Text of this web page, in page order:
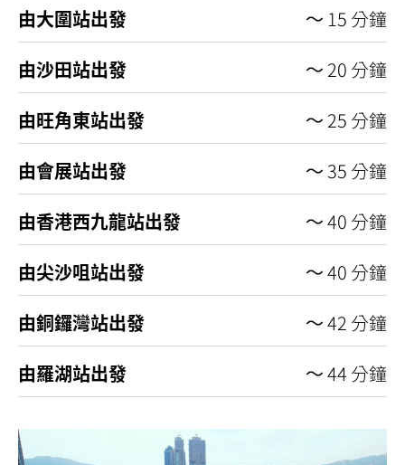
由大圍站出發
～ 15 分鐘
由沙田站出發
～ 20 分鐘
由旺角東站出發
～ 25 分鐘
由會展站出發
～ 35 分鐘
由香港西九龍站出發
～ 40 分鐘
由尖沙咀站出發
～ 40 分鐘
由銅鑼灣站出發
～ 42 分鐘
由羅湖站出發
～ 44 分鐘